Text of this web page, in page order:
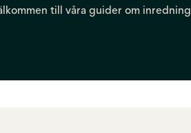
till våra guider om inredning